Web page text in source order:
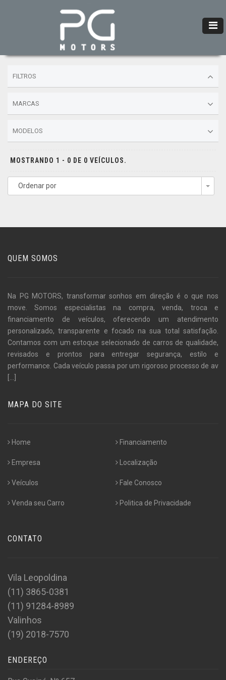
FILTROS
MARCAS
MODELOS
MOSTRANDO 1 - 0 DE 0 VEÍCULOS.
Ordenar por
QUEM SOMOS
Na PG MOTORS, transformar sonhos em direção é o que nos
move. Somos especialistas na compra, venda, troca e
financiamento de veículos, oferecendo um atendimento
personalizado, transparente e focado na sua total satisfação.
Contamos com um estoque selecionado de carros de qualidade,
revisados e prontos para entregar segurança, estilo e
performance. Cada veículo passa por um rigoroso processo de av
MAPA DO SITE
Home
Empresa
Veículos
Venda seu Carro
Financiamento
Localização
Fale Conosco
Politica de Privacidade
CONTATO
Vila Leopoldina
(11) 3865-0381
(11) 91284-8989
Valinhos
(19) 2018-7570
ENDEREÇO